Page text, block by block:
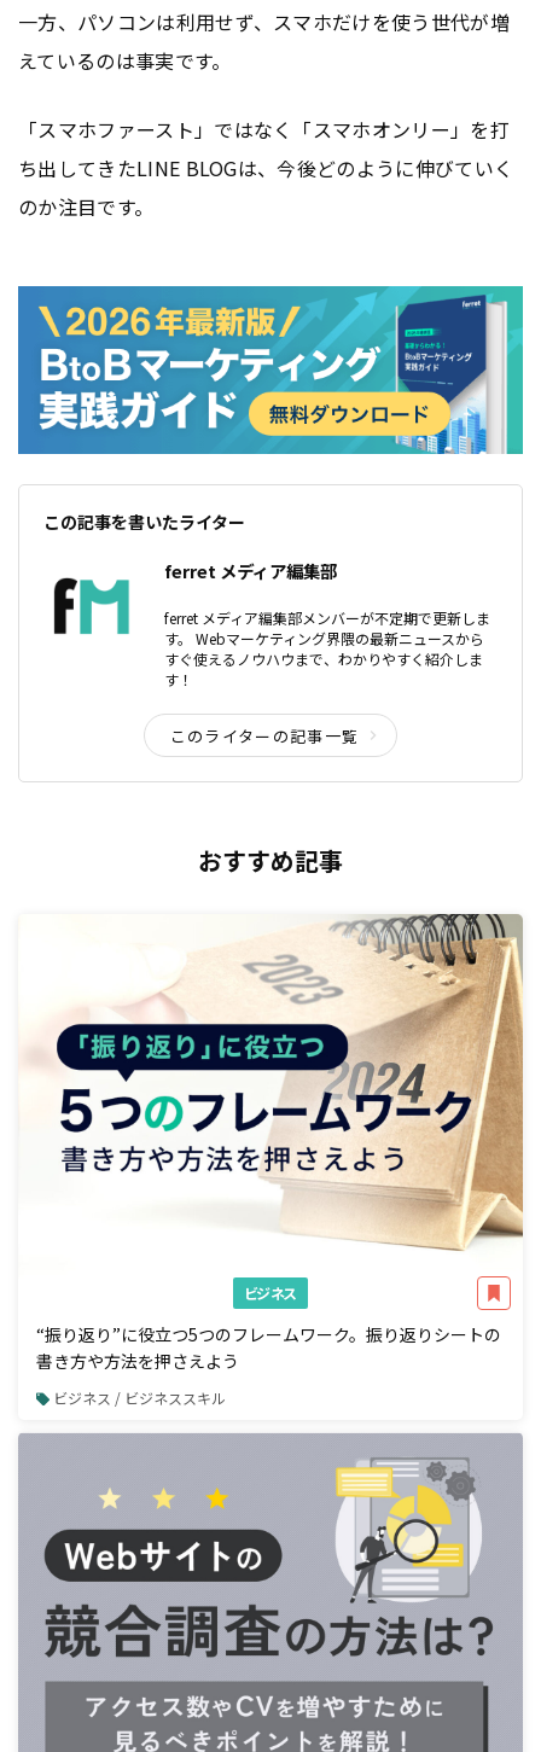
一方、パソコンは利用せず、スマホだけを使う世代が増
えているのは事実です。
「スマホファースト」ではなく「スマホオンリー」を打
ち出してきたLINE BLOGは、今後どのように伸びていく
のか注目です。
この記事を書いたライター
ferret メディア編集部
ferret メディア編集部メンバーが不定期で更新しま
す。 Webマーケティング界隈の最新ニュースから
すぐ使えるノウハウまで、わかりやすく紹介しま
す！
このライターの記事一覧
おすすめ記事
ビジネス
“振り返り”に役立つ5つのフレームワーク。振り返りシートの
書き方や方法を押さえよう
ビジネス / ビジネススキル